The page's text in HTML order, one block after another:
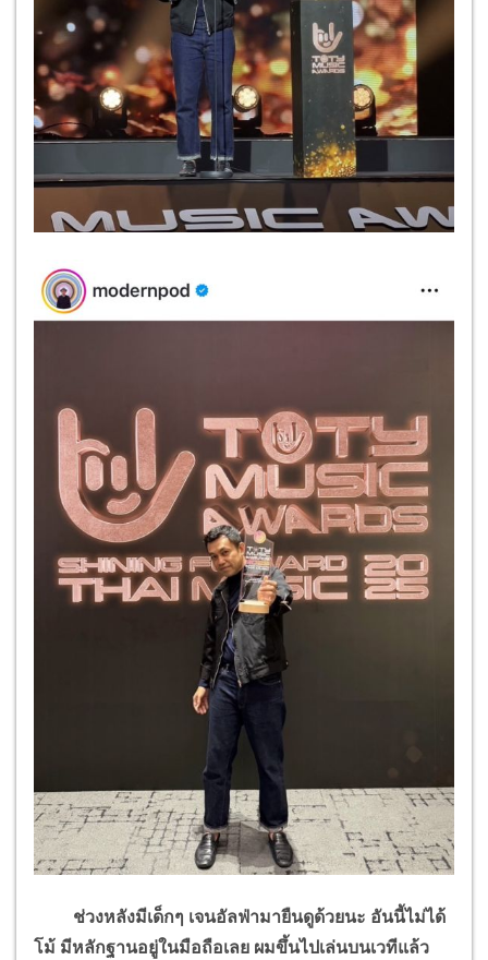
ช่วงหลังมีเด็กๆ เจนอัลฟ่ามายืนดูด้วยนะ อันนี้ไม่ได้
โม้ มีหลักฐานอยู่ในมือถือเลย ผมขึ้นไปเล่นบนเวทีแล้ว